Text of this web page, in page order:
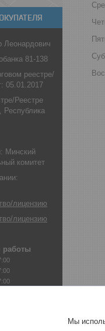
Леонардович
81-138
реестре/
05.01.2017
Реестре
Республика
Минский
комитет
лицензию
лицензию
работы
Мы